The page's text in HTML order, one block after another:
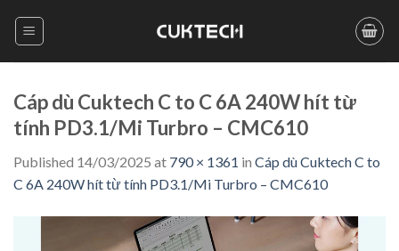
Cáp dù Cuktech C to C 6A 240W hít từ
tính PD3.1/Mi Turbro – CMC610
Published 14/03/2025 at 790 × 1361 in Cáp dù Cuktech C to
C 6A 240W hít từ tính PD3.1/Mi Turbro – CMC610